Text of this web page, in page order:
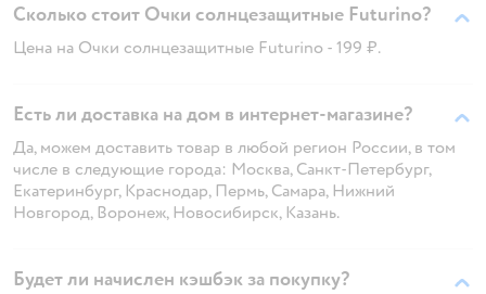
Сколько стоит Очки солнцезащитные Futurino?
Цена на Очки солнцезащитные Futurino - 199 ₽.
Есть ли доставка на дом в интернет-магазине?
Да, можем доставить товар в любой регион России, в том
числе в следующие города: Москва, Санкт-Петербург,
Екатеринбург, Краснодар, Пермь, Самара, Нижний
Новгород, Воронеж, Новосибирск, Казань.
Будет ли начислен кэшбэк за покупку?